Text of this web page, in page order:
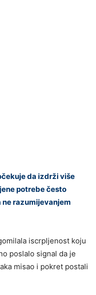
da izdrži više
potrebe često
razumijevanjem
iscrpljenost koju
poslalo signal da je
misao i pokret postali